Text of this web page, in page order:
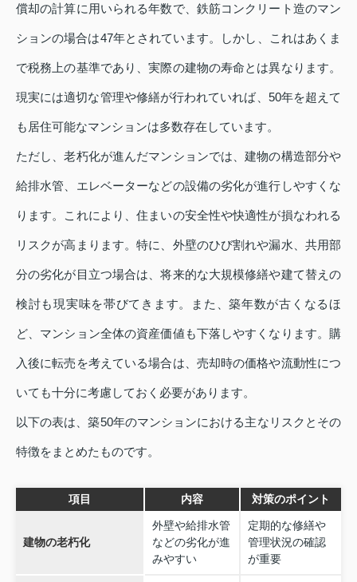
償却の計算に用いられる年数で、鉄筋コンクリート造のマン
ションの場合は47年とされています。しかし、これはあくま
で税務上の基準であり、実際の建物の寿命とは異なります。
現実には適切な管理や修繕が行われていれば、50年を超えて
も居住可能なマンションは多数存在しています。
ただし、老朽化が進んだマンションでは、建物の構造部分や
給排水管、エレベーターなどの設備の劣化が進行しやすくな
ります。これにより、住まいの安全性や快適性が損なわれる
リスクが高まります。特に、外壁のひび割れや漏水、共用部
分の劣化が目立つ場合は、将来的な大規模修繕や建て替えの
検討も現実味を帯びてきます。また、築年数が古くなるほ
ど、マンション全体の資産価値も下落しやすくなります。購
入後に転売を考えている場合は、売却時の価格や流動性につ
いても十分に考慮しておく必要があります。
以下の表は、築50年のマンションにおける主なリスクとその
特徴をまとめたものです。
項目 内容 対策のポイント
建物の老朽化
外壁や給排水管
などの劣化が進
みやすい
定期的な修繕や
管理状況の確認
が重要